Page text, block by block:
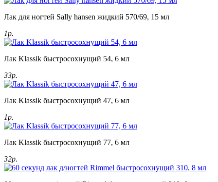
Лак для ногтей Sally hansen жидкий 570/69, 15 мл
1р.
Лак Klassik быстросохнущий 54, 6 мл
33р.
Лак Klassik быстросохнущий 47, 6 мл
1р.
Лак Klassik быстросохнущий 77, 6 мл
32р.